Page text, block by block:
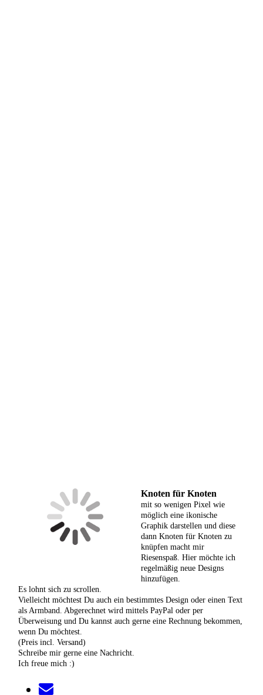
Knoten für Knoten
mit so wenigen Pixel wie
möglich eine ikonische
Graphik darstellen und diese
dann Knoten für Knoten zu
knüpfen macht mir
Riesenspaß. Hier möchte ich
regelmäßig neue Designs
hinzufügen.
Es lohnt sich zu scrollen.
Vielleicht möchtest Du auch ein bestimmtes Design oder einen Text
als Armband. Abgerechnet wird mittels PayPal oder per
Überweisung und Du kannst auch gerne eine Rechnung bekommen,
wenn Du möchtest.
(Preis incl. Versand)
Schreibe mir gerne eine Nachricht.
Ich freue mich :)